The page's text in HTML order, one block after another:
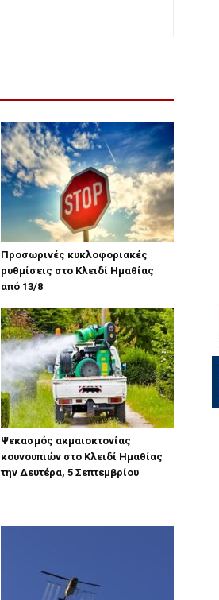
Προσωρινές κυκλοφοριακές
ρυθμίσεις στο Κλειδί Ημαθίας
από 13/8
Ψεκασμός ακμαιοκτονίας
κουνουπιών στο Κλειδί Ημαθίας
την Δευτέρα, 5 Σεπτεμβρίου